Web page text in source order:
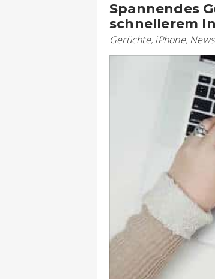
Spannendes
schnellerem
Gerüchte, iPhone, News